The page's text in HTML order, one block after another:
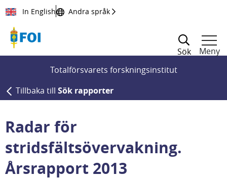
Till innehållet
In English Andra språk
Sök
Meny
Totalförsvarets forskningsinstitut
Tillbaka till Sök rapporter
Radar för
stridsfältsövervakning.
Årsrapport 2013